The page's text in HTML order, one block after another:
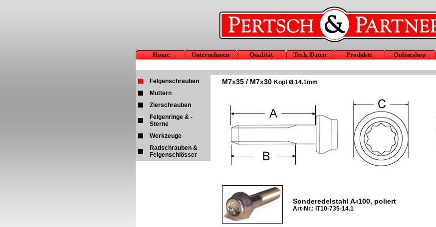
Home Unternehmen Qualität Tech. Daten Produkte Onlineshop
Felgenschrauben
Muttern
Zierschrauben
Felgenringe & -
Sterne
Werkzeuge
Radschrauben &
Felgenschlösser
M7x35 / M7x30 Kopf Ø 14.1mm
Sonderedelstahl A4100, poliert
Art-Nr.: IT10-735-14.1